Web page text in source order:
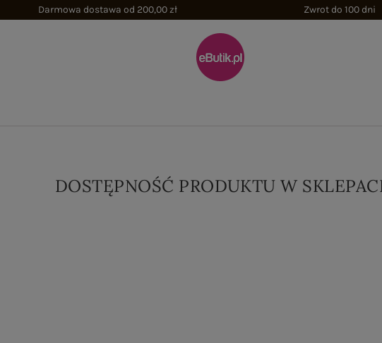
Darmowa dostawa od 200,00 zł Zwrot do 100 dni
DOSTĘPNOŚĆ PRODUKTU W